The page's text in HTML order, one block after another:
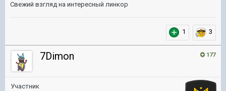
Свежий взгляд на интересный линкор
1 3
177
7Dimon
Участник